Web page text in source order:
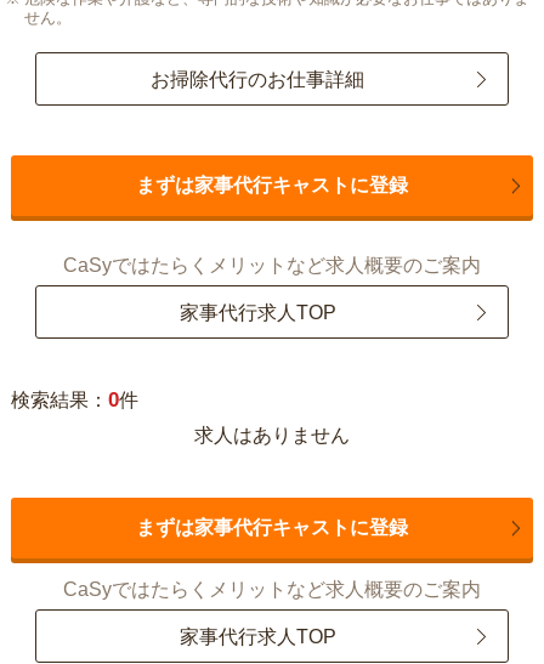
せん。
お掃除代行のお仕事詳細
まずは家事代行キャストに登録
CaSyではたらくメリットなど求人概要のご案内
家事代行求人TOP
検索結果： 0件
求人はありません
まずは家事代行キャストに登録
CaSyではたらくメリットなど求人概要のご案内
家事代行求人TOP